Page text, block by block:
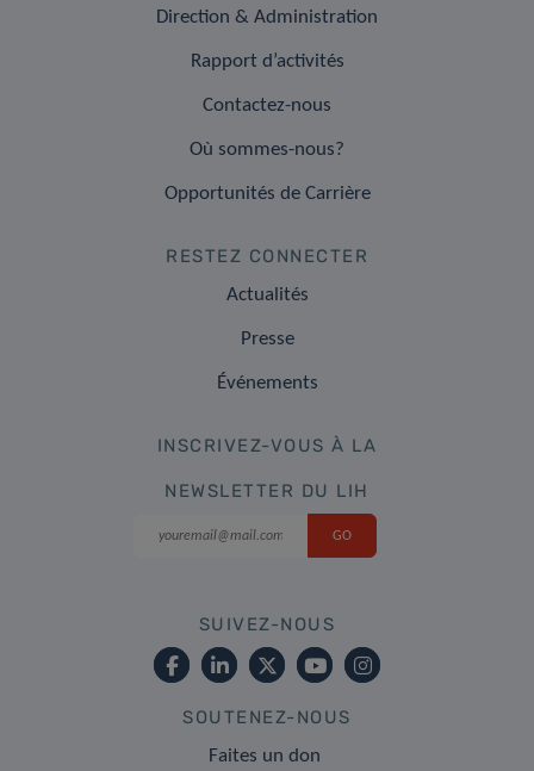
Direction & Administration
Rapport d’activités
Contactez-nous
Où sommes-nous?
Opportunités de Carrière
RESTEZ CONNECTER
Actualités
Presse
Événements
INSCRIVEZ-VOUS À LA
NEWSLETTER DU LIH
SUIVEZ-NOUS
SOUTENEZ-NOUS
Faites un don